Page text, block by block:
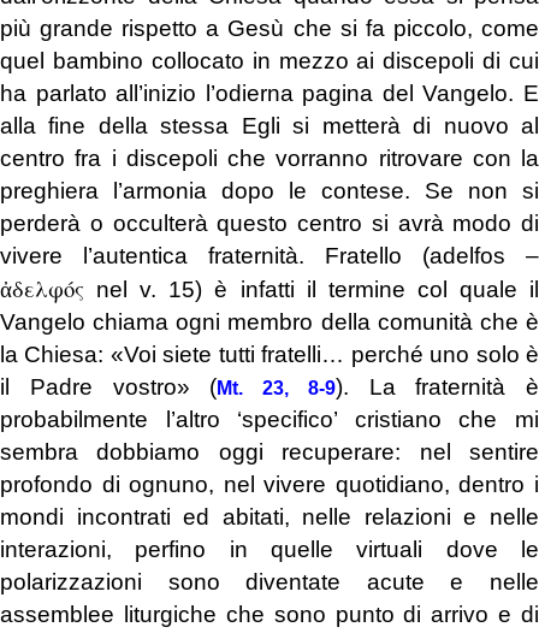
più grande rispetto a Gesù che si fa piccolo, come
quel bambino collocato in mezzo ai discepoli di cui
ha parlato all’inizio l’odierna pagina del Vangelo. E
alla fine della stessa Egli si metterà di nuovo al
centro fra i discepoli che vorranno ritrovare con la
preghiera l’armonia dopo le contese. Se non si
perderà o occulterà questo centro si avrà modo di
vivere l’autentica fraternità. Fratello (adelfos –
ἀδελφός nel v. 15) è infatti il termine col quale il
Vangelo chiama ogni membro della comunità che è
la Chiesa: «Voi siete tutti fratelli… perché uno solo è
il Padre vostro» (Mt. 23, 8-9). La fraternità è
probabilmente l’altro ‘specifico’ cristiano che mi
sembra dobbiamo oggi recuperare: nel sentire
profondo di ognuno, nel vivere quotidiano, dentro i
mondi incontrati ed abitati, nelle relazioni e nelle
interazioni, perfino in quelle virtuali dove le
polarizzazioni sono diventate acute e nelle
assemblee liturgiche che sono punto di arrivo e di